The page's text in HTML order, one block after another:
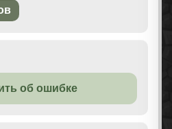
об ошибке